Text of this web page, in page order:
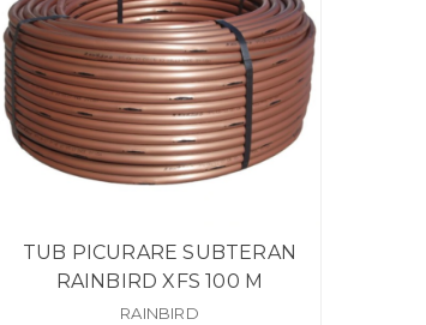
TUB PICURARE SUBTERAN
RAINBIRD XFS 100 M
RAINBIRD